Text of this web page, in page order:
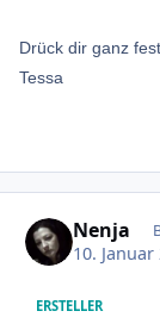
Drück dir ganz
Tessa
Nenja
10. Januar
ERSTELLER